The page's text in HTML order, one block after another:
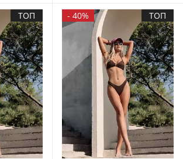
ТОП - 40% ТОП